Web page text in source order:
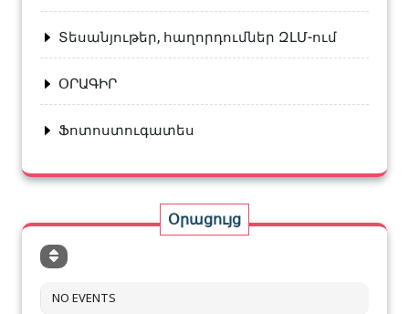
Տեսանյութեր, հաղորդումներ ԶԼՄ-ում
ՕՐԱԳԻՐ
Ֆոտոստուգատես
Օրացույց
NO EVENTS